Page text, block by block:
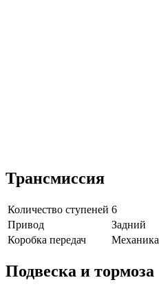
Трансмиссия
Количество ступеней 6
Привод
Задний
Коробка передач
Механика
Подвеска и тормоза